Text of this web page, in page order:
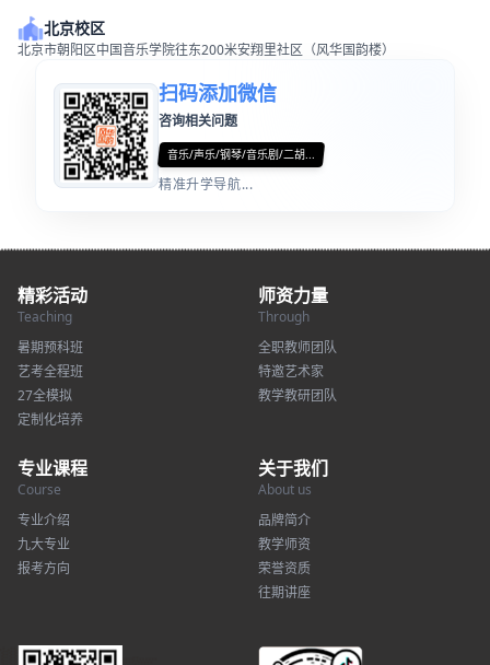
北京校区
北京市朝阳区中国音乐学院往东200米安翔里社区（风华国韵楼）
扫码添加微信
咨询相关问题
音乐/声乐/钢琴/音乐剧/二胡...
精准升学导航...
精彩活动
Teaching
暑期预科班
艺考全程班
27全模拟
定制化培养
师资力量
Through
全职教师团队
特邀艺术家
教学教研团队
专业课程
Course
专业介绍
九大专业
报考方向
关于我们
About us
品牌简介
教学师资
荣誉资质
往期讲座